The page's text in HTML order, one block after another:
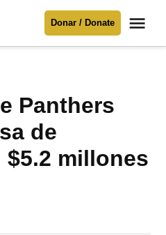
necesitamos
Donar / Donate
Panthers
de
millones